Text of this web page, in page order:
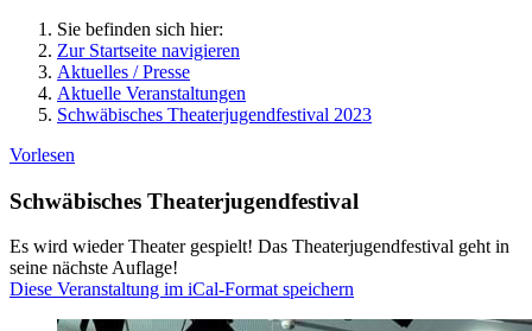
Sie befinden sich hier:
Zur Startseite navigieren
Aktuelles / Presse
Aktuelle Veranstaltungen
Schwäbisches Theaterjugendfestival 2023
Vorlesen
Schwäbisches Theaterjugendfestival
Es wird wieder Theater gespielt! Das Theaterjugendfestival geht in
seine nächste Auflage!
Diese Veranstaltung im iCal-Format speichern